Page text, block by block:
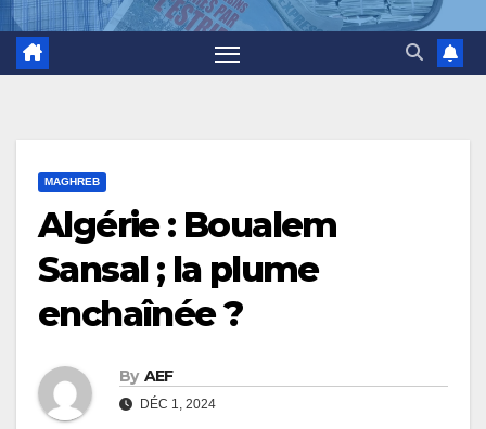
MAGHREB
Algérie : Boualem
Sansal ; la plume
enchaînée ?
By AEF
DÉC 1, 2024